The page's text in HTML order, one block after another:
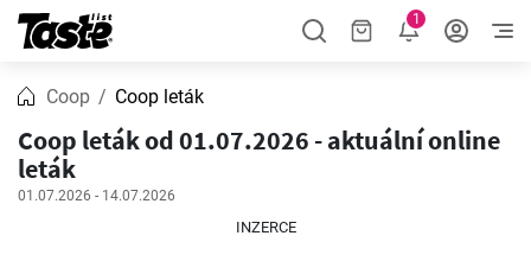
1
Coop Coop leták
Coop leták od 01.07.2026 - aktuální online
leták
01.07.2026 - 14.07.2026
INZERCE